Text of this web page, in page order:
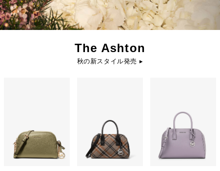
The Ashton
秋の新スタイル発売 ▸